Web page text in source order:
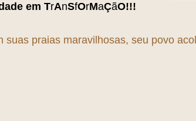
aÇãO!!!
suas praias maravilhosas, seu povo